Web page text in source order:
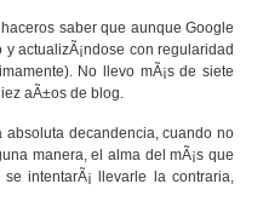
saber que aunque Google
actualizÃ¡ndose con regularidad
No llevo mÃ¡s de siete
aÃ±os de blog.
absoluta decandencia, cuando no
manera, el alma del mÃ¡s que
intentarÃ¡ llevarle la contraria,